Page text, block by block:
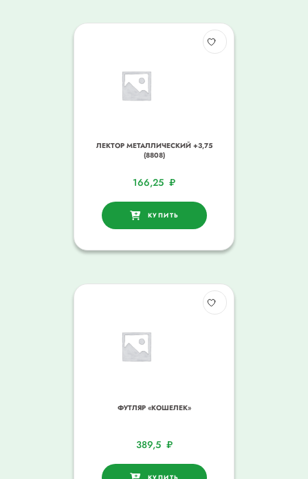
ЛЕКТОР МЕТАЛЛИЧЕСКИЙ +3,75
(8808)
166,25 ₽
КУПИТЬ
ФУТЛЯР «КОШЕЛЕК»
389,5 ₽